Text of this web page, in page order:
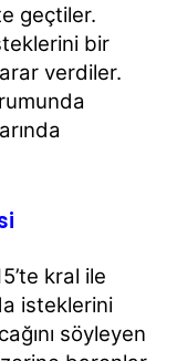
geçtiler.
bir
verdiler.
kral ile
isteklerini
söyleyen